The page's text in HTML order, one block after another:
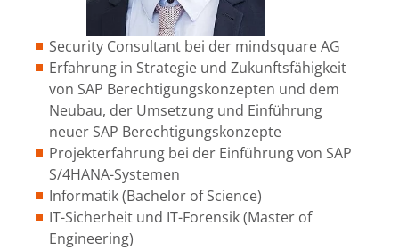
Security Consultant bei der mindsquare AG
Erfahrung in Strategie und Zukunftsfähigkeit
von SAP Berechtigungskonzepten und dem
Neubau, der Umsetzung und Einführung
neuer SAP Berechtigungskonzepte
Projekterfahrung bei der Einführung von SAP
S/4HANA-Systemen
Informatik (Bachelor of Science)
IT-Sicherheit und IT-Forensik (Master of
Engineering)